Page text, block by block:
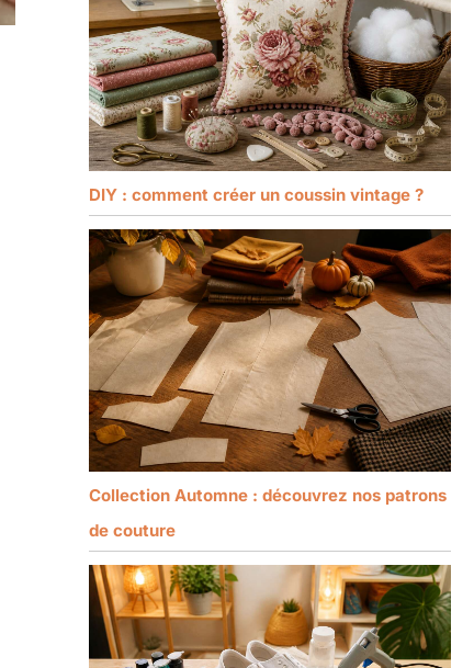
DIY : comment créer un coussin vintage ?
Collection Automne : découvrez nos patrons
de couture